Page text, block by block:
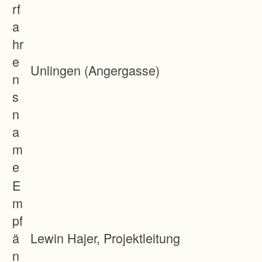
rf
a
hr
e
n
s
n
a
m
e
Unlingen (Angergasse)
E
m
pf
ä
n
Lewin Hajer, Projektleitung